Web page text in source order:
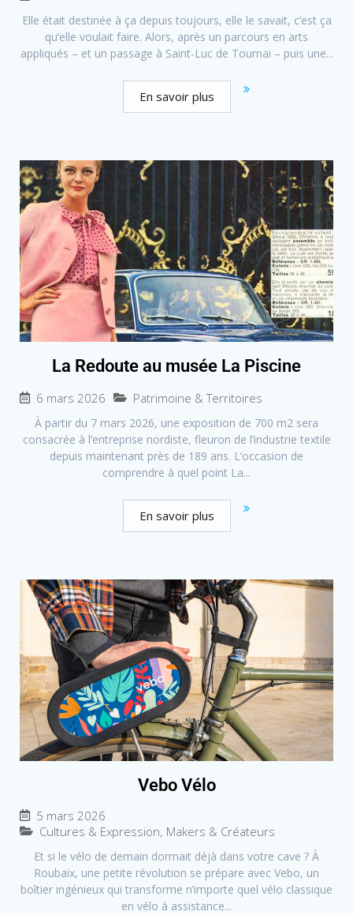
Elle était destinée à ça depuis toujours, elle le savait, c’est ça
qu’elle voulait faire. Alors, après un parcours en arts
appliqués – et un passage à Saint-Luc de Tournai – puis une...
En savoir plus
La Redoute au musée La Piscine
6 mars 2026 Patrimoine & Territoires
À partir du 7 mars 2026, une exposition de 700 m2 sera
consacrée à l’entreprise nordiste, fleuron de l’industrie textile
depuis maintenant près de 189 ans. L’occasion de
comprendre à quel point La...
En savoir plus
Vebo Vélo
5 mars 2026
Cultures & Expression, Makers & Créateurs
Et si le vélo de demain dormait déjà dans votre cave ? À
Roubaix, une petite révolution se prépare avec Vebo, un
boîtier ingénieux qui transforme n’importe quel vélo classique
en vélo à assistance...